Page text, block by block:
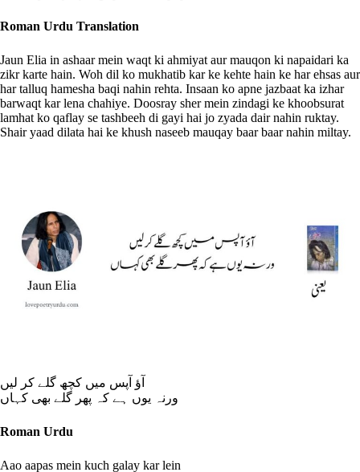
Roman Urdu Translation
Jaun Elia in ashaar mein waqt ki ahmiyat aur mauqon ki napaidari ka
zikr karte hain. Woh dil ko mukhatib kar ke kehte hain ke har ehsas aur
har talluq hamesha baqi nahin rehta. Insaan ko apne jazbaat ka izhar
barwaqt kar lena chahiye. Doosray sher mein zindagi ke khoobsurat
lamhat ko qaflay se tashbeeh di gayi hai jo zyada dair nahin ruktay.
Shair yaad dilata hai ke khush naseeb mauqay baar baar nahin miltay.
آؤ آپس میں کچھ گلے کر لیں
ورنہ یوں ہے کہ پھر گلے بھی کہاں
Roman Urdu
Aao aapas mein kuch galay kar lein